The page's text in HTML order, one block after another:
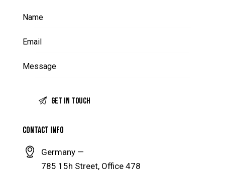
CONTACT INFO
Germany —
785 15h Street, Office 478